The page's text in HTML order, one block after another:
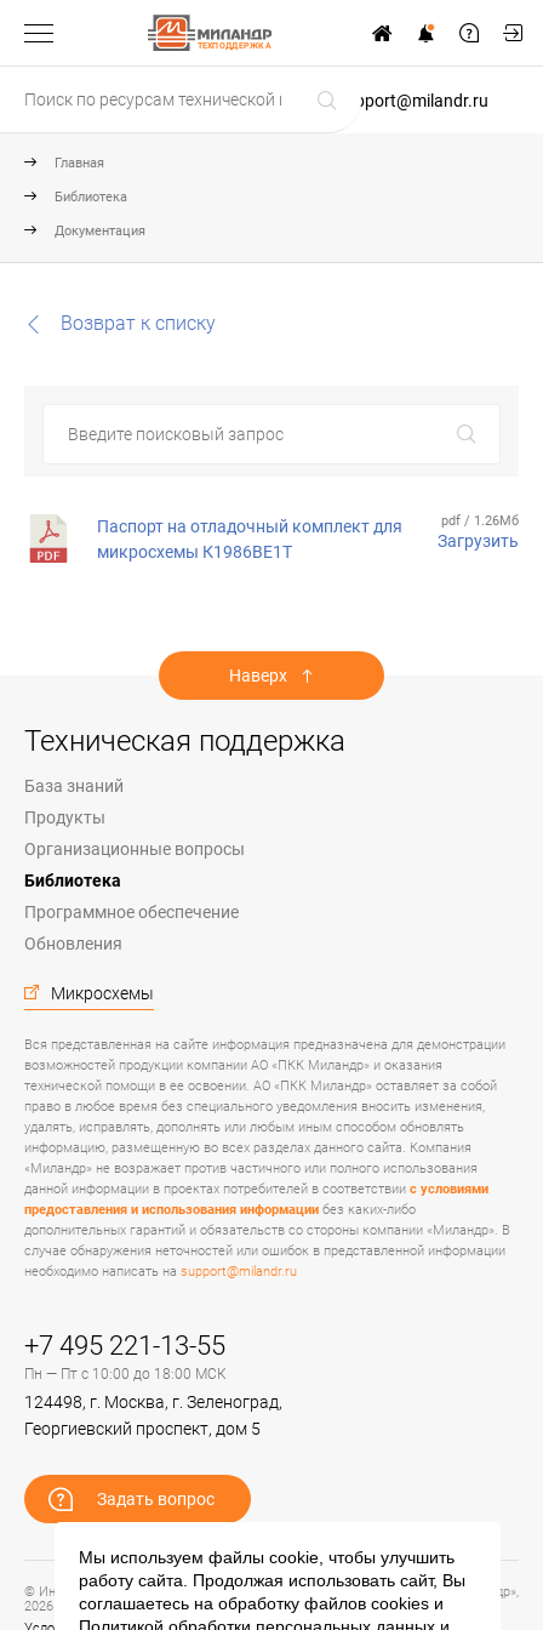
ТЕХПОДДЕРЖКА
support@milandr.ru
Главная
Библиотека
Документация
Возврат к списку
Паспорт на отладочный комплект для
микросхемы К1986ВЕ1Т
pdf / 1.26Мб
Загрузить
Наверх
Техническая поддержка
База знаний
Продукты
Организационные вопросы
Библиотека
Программное обеспечение
Обновления
Микросхемы
Вся представленная на сайте информация предназначена для демонстрации
возможностей продукции компании АО «ПКК Миландр» и оказания
технической помощи в ее освоении. АО «ПКК Миландр» оставляет за собой
право в любое время без специального уведомления вносить изменения,
удалять, исправлять, дополнять или любым иным способом обновлять
информацию, размещенную во всех разделах данного сайта. Компания
«Миландр» не возражает против частичного или полного использования
данной информации в проектах потребителей в соответствии с условиями
предоставления и использования информации без каких-либо
дополнительных гарантий и обязательств со стороны компании «Миландр». В
случае обнаружения неточностей или ошибок в представленной информации
необходимо написать на support@milandr.ru
+7 495 221-13-55
Пн — Пт с 10:00 до 18:00 МСК
124498, г. Москва, г. Зеленоград,
Георгиевский проспект, дом 5
Задать вопрос
© Информационный портал технической поддержки ЦП ИС АО «ПКК Миландр»,
2026
Мы используем файлы cookie, чтобы улучшить
работу сайта. Продолжая использовать сайт, Вы
соглашаетесь на обработку файлов cookies и